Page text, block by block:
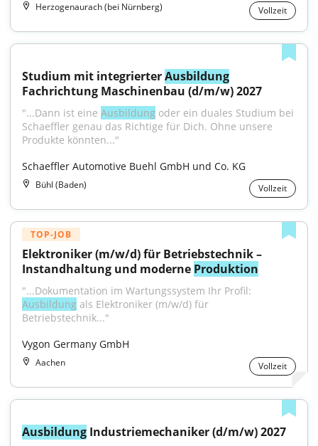
Herzogenaurach (bei Nürnberg) Vollzeit
Studium mit integrierter Ausbildung
Fachrichtung Maschinenbau (d/m/w) 2027
"...Dann ist eine Ausbildung oder ein duales Studium bei
Schaeffler genau das Richtige für Dich. Ohne unsere
Produkte könnten..."
Schaeffler Automotive Buehl GmbH und Co. KG
Bühl (Baden) Vollzeit
TOP-JOB
Elektroniker (m/w/d) für Betriebstechnik –
Instandhaltung und moderne Produktion
Ausbildung als Elektroniker (m/w/d) für
Betriebstechnik..."
Vygon Germany GmbH
Aachen Vollzeit
Ausbildung Industriemechaniker (d/m/w) 2027